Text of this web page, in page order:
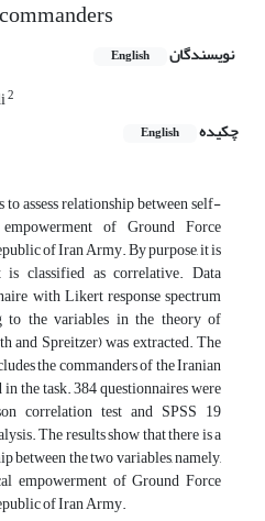
نویسندگان English
2
چکیده English
assess relationship between self-
of Ground Force
of Iran Army. By purpose, it is
classified as correlative. Data
with Likert response spectrum
to the variables in the theory of
and Spreitzer) was extracted. The
the commanders of the Iranian
the task. 384 questionnaires were
correlation test and SPSS 19
The results show that there is a
the two variables, namely,
empowerment of Ground Force
of Iran Army.